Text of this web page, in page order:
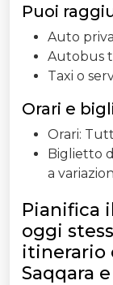
Puoi
Auto
Autobus
Taxi o
Orari e
Orari:
Biglietto
a
Pianifica
oggi
itinerario
Saqqara